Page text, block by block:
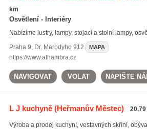
km
Osvětlení - Interiéry
Nabízíme lustry, lampy, stojací a stolní lampy,
Praha 9, Dr. Marodyho 912 MAPA
https://www.alhambra.cz
NAVIGOVAT VOLAT NAPIŠTE
L J kuchyně(Heřmanův Městec) 20,79
Výroba a prodej kuchyní, vestavných skříní,